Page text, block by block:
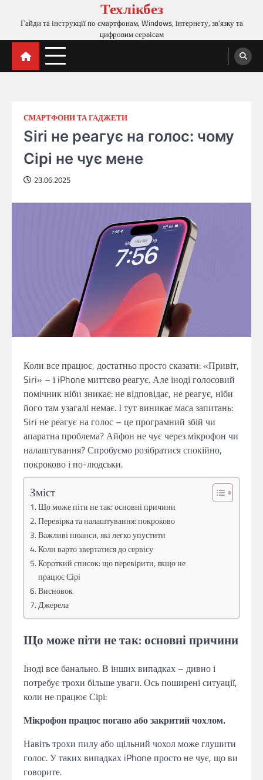
Техлікбез
Гайди та інструкції по смартфонам, Windows, інтернету, зв'язку та
цифровим сервісам
СМАРТФОНИ ТА ГАДЖЕТИ
Siri не реагує на голос: чому
Сірі не чує мене
23.06.2025
Коли все працює, достатньо просто сказати: «Привіт,
Siri» – і iPhone миттєво реагує. Але іноді голосовий
помічник ніби зникає: не відповідає, не реагує, ніби
його там узагалі немає. І тут виникає маса запитань:
Siri не реагує на голос – це програмний збій чи
апаратна проблема? Айфон не чує через мікрофон чи
налаштування? Спробуємо розібратися спокійно,
покроково і по-людськи.
Зміст
Що може піти не так: основні причини
Перевірка та налаштування: покроково
Важливі нюанси, які легко упустити
Коли варто звертатися до сервісу
Короткий список: що перевірити, якщо не
працює Сірі
Висновок
Джерела
Що може піти не так: основні причини
Іноді все банально. В інших випадках – дивно і
потребує трохи більше уваги. Ось поширені ситуації,
коли не працює Сірі:
Мікрофон працює погано або закритий чохлом.
Навіть трохи пилу або щільний чохол може глушити
голос. У таких випадках iPhone просто не чує, що ви
говорите.